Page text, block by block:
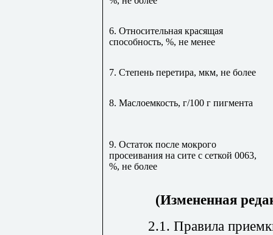
6. Относительная красящая
способность, %, не менее
7. Степень перетира, мкм, не более
8. Маслоемкость, г/100 г пигмента
9. Остаток после мокрого
просеивания на сите с сеткой 0063,
%, не более
(Измененная
2.1. Правила